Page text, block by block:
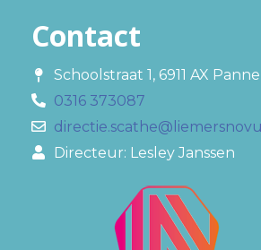
Contact
Schoolstraat 1, 6911 AX
0316 373087
Directeur: Lesley Janssen